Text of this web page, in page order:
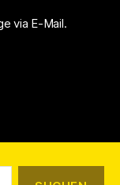
via E-Mail.